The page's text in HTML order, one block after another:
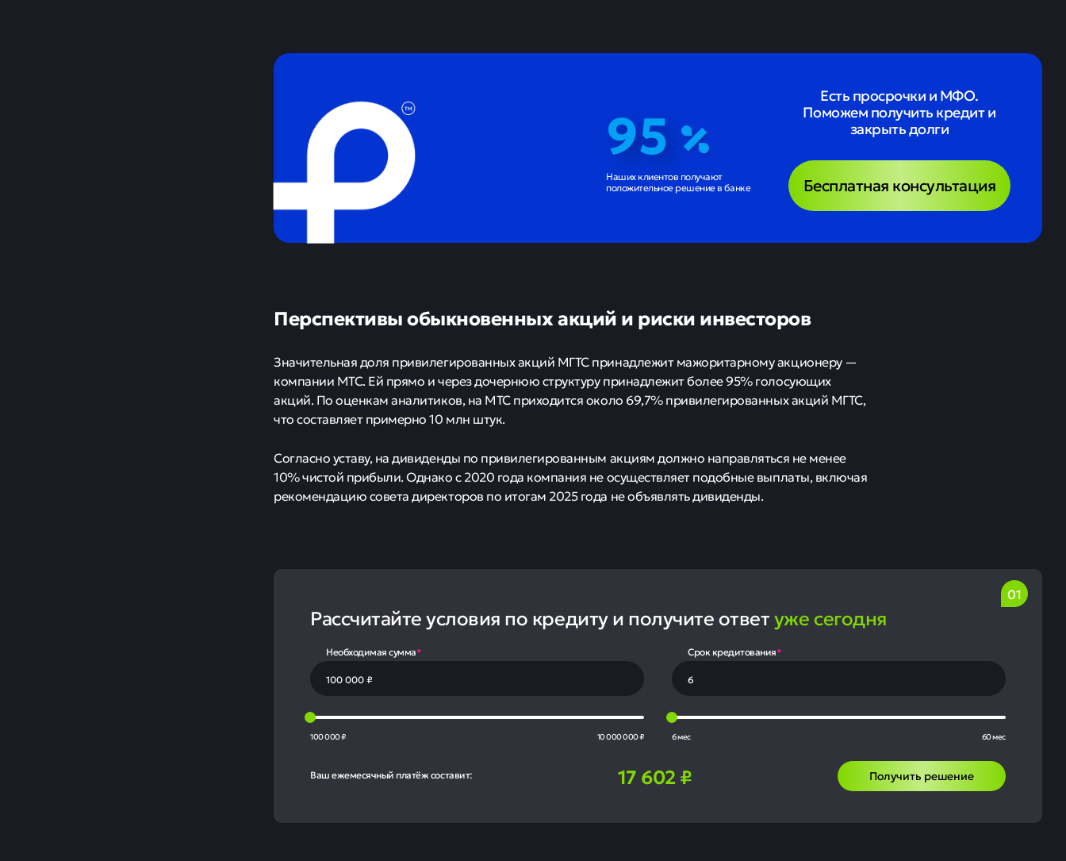
95
Наших клиентов получают
положительное решение в банке
Есть просрочки и МФО.
Поможем получить кредит и
закрыть долги
Бесплатная консультация
Перспективы обыкновенных акций и риски инвесторов
Значительная доля привилегированных акций МГТС принадлежит мажоритарному акционеру —
компании МТС. Ей прямо и через дочернюю структуру принадлежит более 95% голосующих
акций. По оценкам аналитиков, на МТС приходится около 69,7% привилегированных акций МГТС,
что составляет примерно 10 млн штук.
Согласно уставу, на дивиденды по привилегированным акциям должно направляться не менее
10% чистой прибыли. Однако с 2020 года компания не осуществляет подобные выплаты, включая
рекомендацию совета директоров по итогам 2025 года не объявлять дивиденды.
Рассчитайте условия по кредиту и получите ответуже сегодня
Необходимая сумма*
100 000 ₽ 10 000 000 ₽
Срок кредитования*
6 мес 60 мес
Ваш ежемесячный платёж составит: 17 602₽ Получить решение